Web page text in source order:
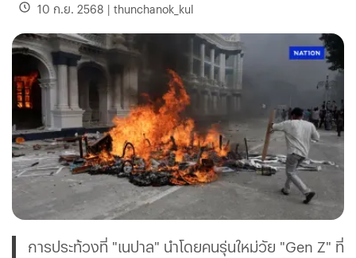
10 ก.ย. 2568 | thunchanok_kul
การประท้วงที่ "เนปาล" นำโดยคนรุ่นใหม่วัย "Gen Z" ที่